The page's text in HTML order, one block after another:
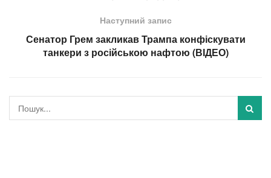
Наступний запис
Сенатор Грем закликав Трампа конфіскувати
танкери з російською нафтою (ВІДЕО)